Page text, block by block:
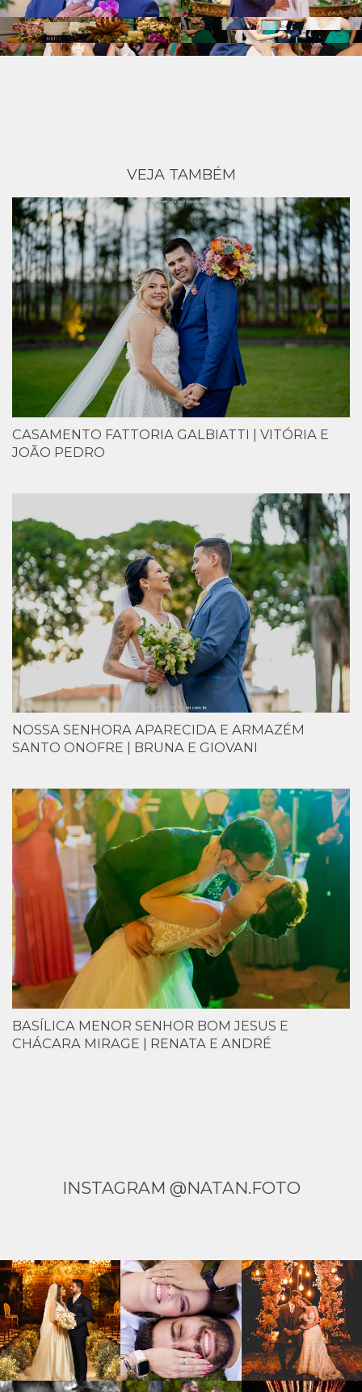
VEJA TAMBÉM
CASAMENTO FATTORIA GALBIATTI | VITÓRIA E
JOÃO PEDRO
NOSSA SENHORA APARECIDA E ARMAZÉM
SANTO ONOFRE | BRUNA E GIOVANI
BASÍLICA MENOR SENHOR BOM JESUS E
CHÁCARA MIRAGE | RENATA E ANDRÉ
INSTAGRAM @NATAN.FOTO